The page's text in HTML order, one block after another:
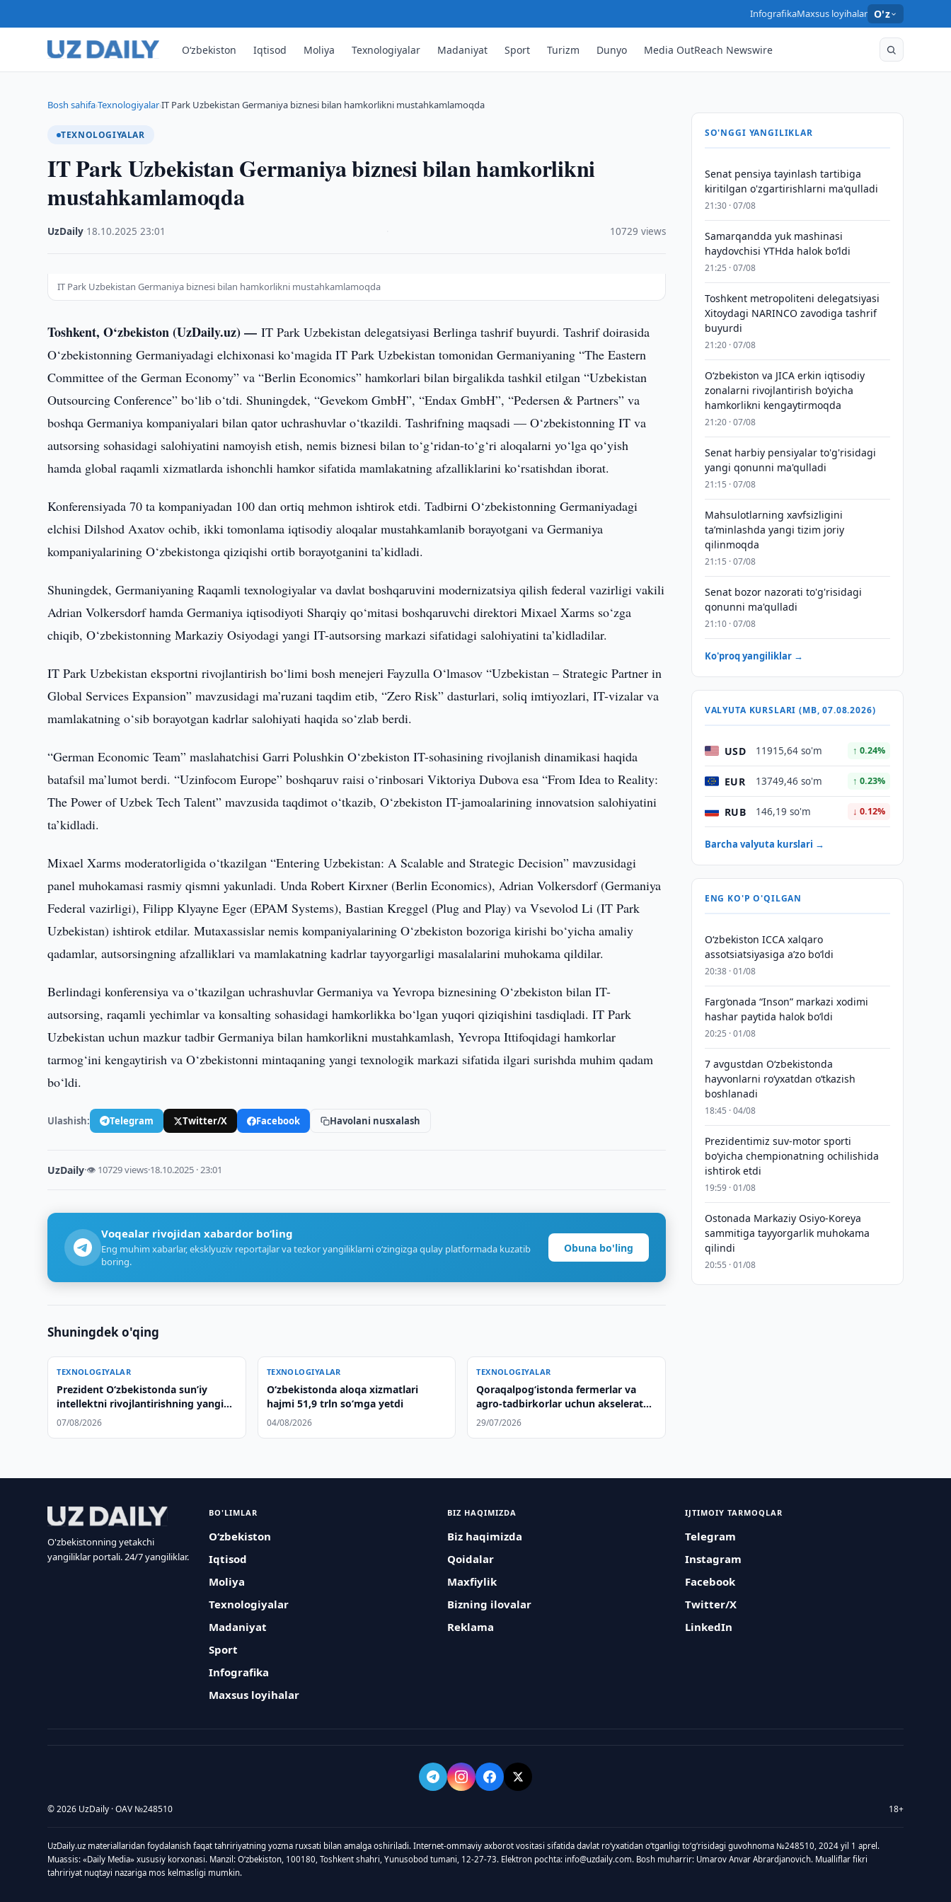
InfografikaMaxsus loyihalar O'z
O‘zbekiston Iqtisod Moliya Texnologiyalar Madaniyat Sport Turizm Dunyo Media OutReach Newswire
Bosh sahifa›Texnologiyalar›IT Park Uzbekistan Germaniya biznesi bilan hamkorlikni mustahkamlamoqda
TEXNOLOGIYALAR
IT Park Uzbekistan Germaniya biznesi bilan hamkorlikni
mustahkamlamoqda
UzDaily 18.10.2025 ·23:01 10729 views
IT Park Uzbekistan Germaniya biznesi bilan hamkorlikni mustahkamlamoqda
Toshkent, O‘zbekiston (UzDaily.uz) —IT Park Uzbekistan delegatsiyasi Berlinga tashrif buyurdi. Tashrif doirasida
O‘zbekistonning Germaniyadagi elchixonasi ko‘magida IT Park Uzbekistan tomonidan Germaniyaning “The Eastern
Committee of the German Economy” va “Berlin Economics” hamkorlari bilan birgalikda tashkil etilgan “Uzbekistan
Outsourcing Conference” bo‘lib o‘tdi. Shuningdek, “Gevekom GmbH”, “Endax GmbH”, “Pedersen & Partners” va
boshqa Germaniya kompaniyalari bilan qator uchrashuvlar o‘tkazildi. Tashrifning maqsadi — O‘zbekistonning IT va
autsorsing sohasidagi salohiyatini namoyish etish, nemis biznesi bilan to‘g‘ridan-to‘g‘ri aloqalarni yo‘lga qo‘yish
hamda global raqamli xizmatlarda ishonchli hamkor sifatida mamlakatning afzalliklarini ko‘rsatishdan iborat.
Konferensiyada 70 ta kompaniyadan 100 dan ortiq mehmon ishtirok etdi. Tadbirni O‘zbekistonning Germaniyadagi
elchisi Dilshod Axatov ochib, ikki tomonlama iqtisodiy aloqalar mustahkamlanib borayotgani va Germaniya
kompaniyalarining O‘zbekistonga qiziqishi ortib borayotganini ta’kidladi.
Shuningdek, Germaniyaning Raqamli texnologiyalar va davlat boshqaruvini modernizatsiya qilish federal vazirligi vakili
Adrian Volkersdorf hamda Germaniya iqtisodiyoti Sharqiy qo‘mitasi boshqaruvchi direktori Mixael Xarms so‘zga
chiqib, O‘zbekistonning Markaziy Osiyodagi yangi IT-autsorsing markazi sifatidagi salohiyatini ta’kidladilar.
IT Park Uzbekistan eksportni rivojlantirish bo‘limi bosh menejeri Fayzulla O‘lmasov “Uzbekistan – Strategic Partner in
Global Services Expansion” mavzusidagi ma’ruzani taqdim etib, “Zero Risk” dasturlari, soliq imtiyozlari, IT-vizalar va
mamlakatning o‘sib borayotgan kadrlar salohiyati haqida so‘zlab berdi.
“German Economic Team” maslahatchisi Garri Polushkin O‘zbekiston IT-sohasining rivojlanish dinamikasi haqida
batafsil ma’lumot berdi. “Uzinfocom Europe” boshqaruv raisi o‘rinbosari Viktoriya Dubova esa “From Idea to Reality:
The Power of Uzbek Tech Talent” mavzusida taqdimot o‘tkazib, O‘zbekiston IT-jamoalarining innovatsion salohiyatini
ta’kidladi.
Mixael Xarms moderatorligida o‘tkazilgan “Entering Uzbekistan: A Scalable and Strategic Decision” mavzusidagi
panel muhokamasi rasmiy qismni yakunladi. Unda Robert Kirxner (Berlin Economics), Adrian Volkersdorf (Germaniya
Federal vazirligi), Filipp Klyayne Eger (EPAM Systems), Bastian Kreggel (Plug and Play) va Vsevolod Li (IT Park
Uzbekistan) ishtirok etdilar. Mutaxassislar nemis kompaniyalarining O‘zbekiston bozoriga kirishi bo‘yicha amaliy
qadamlar, autsorsingning afzalliklari va mamlakatning kadrlar tayyorgarligi masalalarini muhokama qildilar.
Berlindagi konferensiya va o‘tkazilgan uchrashuvlar Germaniya va Yevropa biznesining O‘zbekiston bilan IT-
autsorsing, raqamli yechimlar va konsalting sohasidagi hamkorlikka bo‘lgan yuqori qiziqishini tasdiqladi. IT Park
Uzbekistan uchun mazkur tadbir Germaniya bilan hamkorlikni mustahkamlash, Yevropa Ittifoqidagi hamkorlar
tarmog‘ini kengaytirish va O‘zbekistonni mintaqaning yangi texnologik markazi sifatida ilgari surishda muhim qadam
bo‘ldi.
Ulashish: Telegram Twitter/X Facebook Havolani nusxalash
UzDaily·👁 10729 views·18.10.2025 · 23:01
Voqealar rivojidan xabardor bo‘ling
Eng muhim xabarlar, eksklyuziv reportajlar va tezkor yangiliklarni o‘zingizga qulay platformada kuzatib
boring.
Obuna bo'ling
Shuningdek o'qing
TEXNOLOGIYALAR
Prezident Oʻzbekistonda sunʼiy
intellektni rivojlantirishning yangi
ustuvor yoʻnalishlarini belgilab berdi
07/08/2026
TEXNOLOGIYALAR
O‘zbekistonda aloqa xizmatlari
hajmi 51,9 trln so‘mga yetdi
04/08/2026
TEXNOLOGIYALAR
Qoraqalpog‘istonda fermerlar va
agro-tadbirkorlar uchun akselerator
dasturi ishga tushiriladi
29/07/2026
SO'NGGI YANGILIKLAR
Senat pensiya tayinlash tartibiga
kiritilgan o'zgartirishlarni ma'qulladi
21:30 · 07/08
Samarqandda yuk mashinasi
haydovchisi YTHda halok bo‘ldi
21:25 · 07/08
Toshkent metropoliteni delegatsiyasi
Xitoydagi NARINCO zavodiga tashrif
buyurdi
21:20 · 07/08
Oʻzbekiston va JICA erkin iqtisodiy
zonalarni rivojlantirish boʻyicha
hamkorlikni kengaytirmoqda
21:20 · 07/08
Senat harbiy pensiyalar to'g'risidagi
yangi qonunni ma'qulladi
21:15 · 07/08
Mahsulotlarning xavfsizligini
taʼminlashda yangi tizim joriy
qilinmoqda
21:15 · 07/08
Senat bozor nazorati to'g'risidagi
qonunni ma'qulladi
21:10 · 07/08
Ko'proq yangiliklar →
VALYUTA KURSLARI (MB, 07.08.2026)
USD 11915,64 so'm ↑ 0.24%
EUR 13749,46 so'm ↑ 0.23%
RUB 146,19 so'm ↓ 0.12%
Barcha valyuta kurslari →
ENG KO'P O'QILGAN
O‘zbekiston ICCA xalqaro
assotsiatsiyasiga aʼzo bo‘ldi
20:38 · 01/08
Farg‘onada “Inson” markazi xodimi
hashar paytida halok bo‘ldi
20:25 · 01/08
7 avgustdan O‘zbekistonda
hayvonlarni ro‘yxatdan o‘tkazish
boshlanadi
18:45 · 04/08
Prezidentimiz suv-motor sporti
bo‘yicha chempionatning ochilishida
ishtirok etdi
19:59 · 01/08
Ostonada Markaziy Osiyo-Koreya
sammitiga tayyorgarlik muhokama
qilindi
20:55 · 01/08
O'zbekistonning yetakchi
yangiliklar portali. 24/7 yangiliklar.
BO'LIMLAR
O‘zbekiston
Iqtisod
Moliya
Texnologiyalar
Madaniyat
Sport
Infografika
Maxsus loyihalar
BIZ HAQIMIZDA
Biz haqimizda
Qoidalar
Maxfiylik
Bizning ilovalar
Reklama
IJTIMOIY TARMOQLAR
Telegram
Instagram
Facebook
Twitter/X
LinkedIn
© 2026 UzDaily · OAV №248510 18+
UzDaily.uz materiallaridan foydalanish faqat tahririyatning yozma ruxsati bilan amalga oshiriladi. Internet-ommaviy axborot vositasi sifatida davlat roʻyxatidan oʻtganligi toʻgʻrisidagi guvohnoma №248510, 2024 yil 1 aprel.
Muassis: «Daily Media» xususiy korxonasi. Manzil: Oʻzbekiston, 100180, Toshkent shahri, Yunusobod tumani, 12-27-73. Elektron pochta: info@uzdaily.com. Bosh muharrir: Umarov Anvar Abrardjanovich. Mualliflar fikri
tahririyat nuqtayi nazariga mos kelmasligi mumkin.